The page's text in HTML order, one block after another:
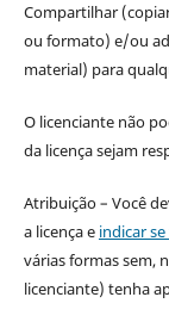
Compartilhar
ou formato) e/ou
material) para
O licenciante não
da licença sejam
Atribuição – Você
a licença e indicar
várias formas sem,
licenciante) tenha